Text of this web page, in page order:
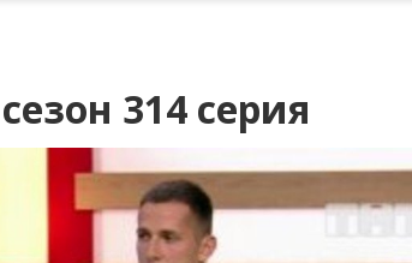
314 серия